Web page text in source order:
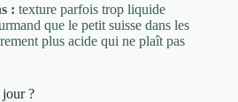
: texture parfois trop liquide
que le petit suisse dans les
plus acide qui ne plaît pas
jour ?